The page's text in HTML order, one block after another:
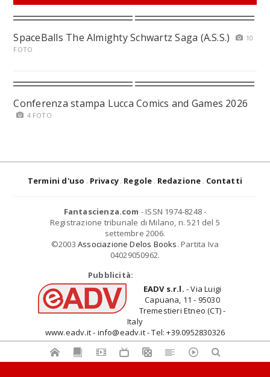
SpaceBalls The Almighty Schwartz Saga (A.S.S.)
10
FOTO
Conferenza stampa Lucca Comics and Games 2026
4 FOTO
Termini d'uso Privacy Regole Redazione Contatti
Fantascienza.com - ISSN 1974-8248 -
Registrazione tribunale di Milano, n. 521 del 5
settembre 2006.
©2003 Associazione Delos Books. Partita Iva
04029050962.
Pubblicità:
EADV s.r.l. - Via Luigi
Capuana, 11 - 95030
Tremestieri Etneo (CT) -
Italy
www.eadv.it - info@eadv.it - Tel: +39.0952830326